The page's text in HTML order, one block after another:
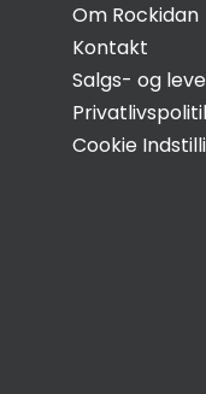
Om Rockidan
Kontakt
Salgs- og
Cookie